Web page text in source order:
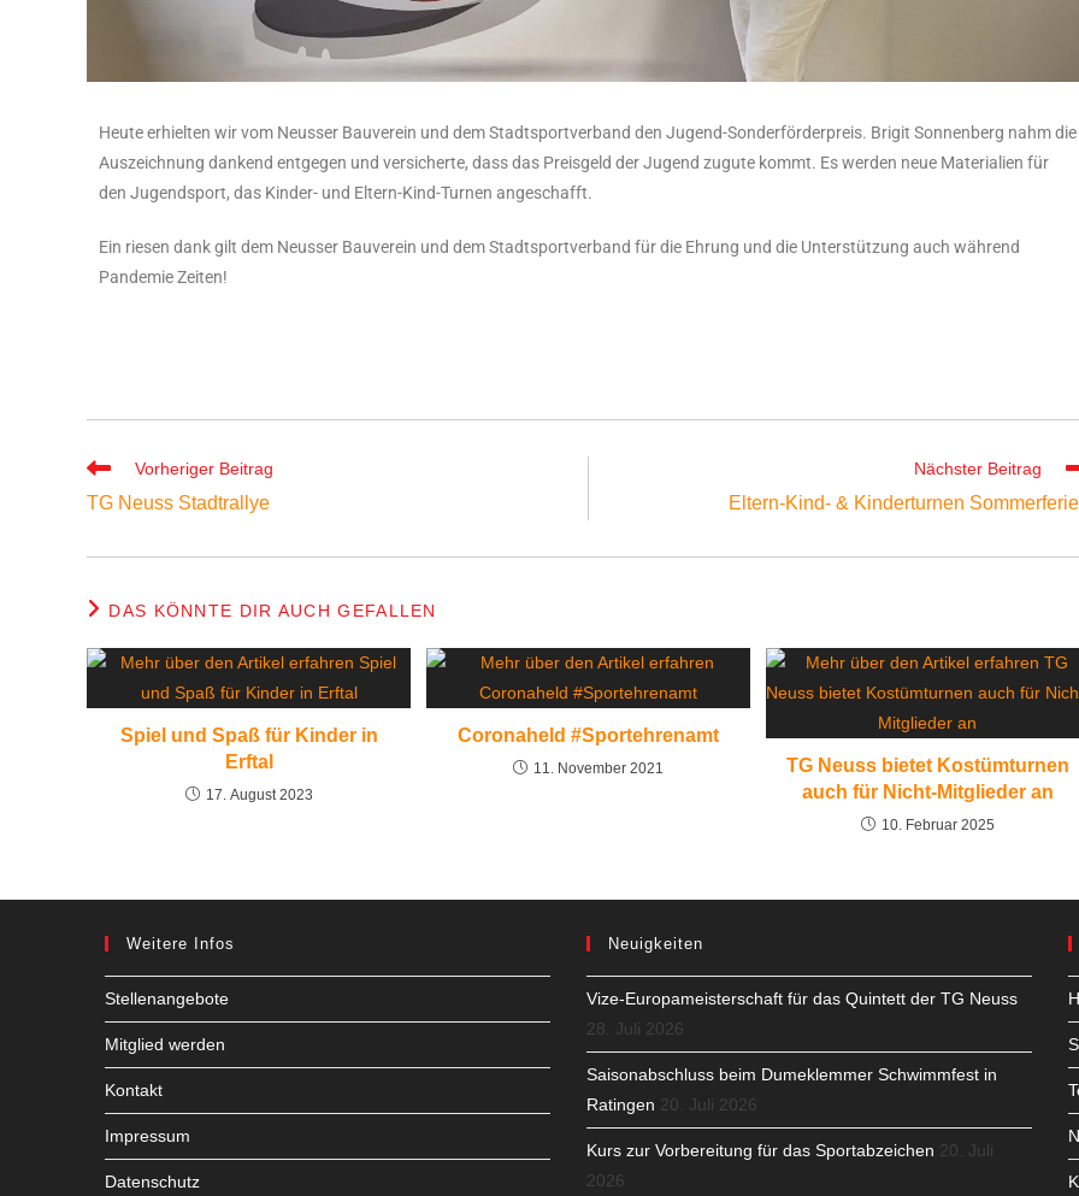
Heute erhielten wir vom Neusser Bauverein und dem Stadtsportverband den Jugend-Sonderförderpreis. Brigit Sonnenberg nahm die
Auszeichnung dankend entgegen und versicherte, dass das Preisgeld der Jugend zugute kommt. Es werden neue Materialien für
den Jugendsport, das Kinder- und Eltern-Kind-Turnen angeschafft.
Ein riesen dank gilt dem Neusser Bauverein und dem Stadtsportverband für die Ehrung und die Unterstützung auch während
Pandemie Zeiten!
Vorheriger Beitrag
TG Neuss Stadtrallye
Nächster Beitrag
Eltern-Kind- & Kinderturnen
DAS KÖNNTE DIR AUCH GEFALLEN
Spiel und Spaß für Kinder in
Erftal
17. August 2023
Coronaheld #Sportehrenamt
11. November 2021
TG Neuss bietet Kostümturnen
auch für Nicht-Mitglieder an
10. Februar 2025
Weitere Infos
Stellenangebote
Mitglied werden
Kontakt
Impressum
Datenschutz
Neuigkeiten
Vize-Europameisterschaft für das Quintett der TG Neuss
28. Juli 2026
Saisonabschluss beim Dumeklemmer Schwimmfest in
Ratingen 20. Juli 2026
Kurs zur Vorbereitung für das Sportabzeichen 20. Juli
2026